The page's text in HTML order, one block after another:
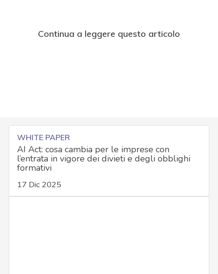
Continua a leggere questo articolo
WHITE PAPER
AI Act: cosa cambia per le imprese con
l’entrata in vigore dei divieti e degli obblighi
formativi
17 Dic 2025